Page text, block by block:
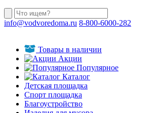
info@vodvoredoma.ru 8-800-6000-282
Товары в наличии
Акции
Популярное
Каталог
Детская площадка
Спорт площадка
Благоустройство